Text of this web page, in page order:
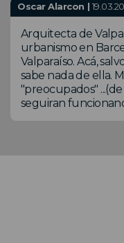
Oscar Alarcon |
Arquitecta de
urbanismo en
Valparaíso. Acá,
sabe nada de ella.
"preocupados"
seguiran